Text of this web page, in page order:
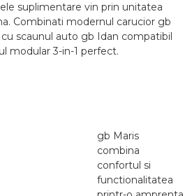
suplimentare vin prin unitatea
Combinati modernul carucior gb
scaunul auto gb Idan compatibil
modular 3-in-1 perfect.
gb Maris
combina
confortul si
functionalitatea